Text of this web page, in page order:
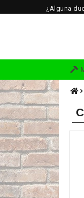
¿Alguna